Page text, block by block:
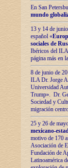
En San
mundo
13 y 14 de
español «
sociales de
Ibéricos del ILA
página más en
8 de junio de
ILA Dr. Jorge
Universidad
Trump». Dr.
Sociedad y
migración
25 y 26 de
mexicano-
motivo de 170
Asociación de
Fundación de
Latinoamérica